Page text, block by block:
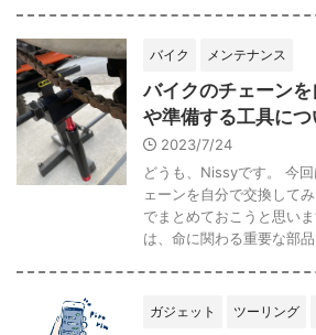
バイク メンテナンス
バイクのチェーン
や準備する工具につ
2023/7/24
どうも、Nissyです。 今
ェーンを自分で交換して
でまとめておこうと思い
は、命に関わる重要な部
ガジェット ツーリング